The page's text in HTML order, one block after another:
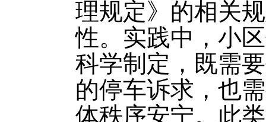
理规定》的相关
性。实践中，小
科学制定，既需
的停车诉求，也
体秩序安宁。此